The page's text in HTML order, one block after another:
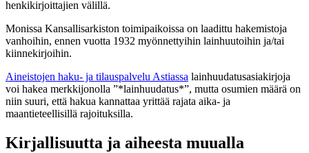
henkikirjoittajien välillä.
Monissa Kansallisarkiston toimipaikoissa on laadittu hakemistoja
vanhoihin, ennen vuotta 1932 myönnettyihin lainhuutoihin ja/tai
kiinnekirjoihin.
Aineistojen haku- ja tilauspalvelu Astiassa lainhuudatusasiakirjoja
voi hakea merkkijonolla ”*lainhuudatus*”, mutta osumien määrä on
niin suuri, että hakua kannattaa yrittää rajata aika- ja
maantieteellisillä rajoituksilla.
Kirjallisuutta ja aiheesta muualla